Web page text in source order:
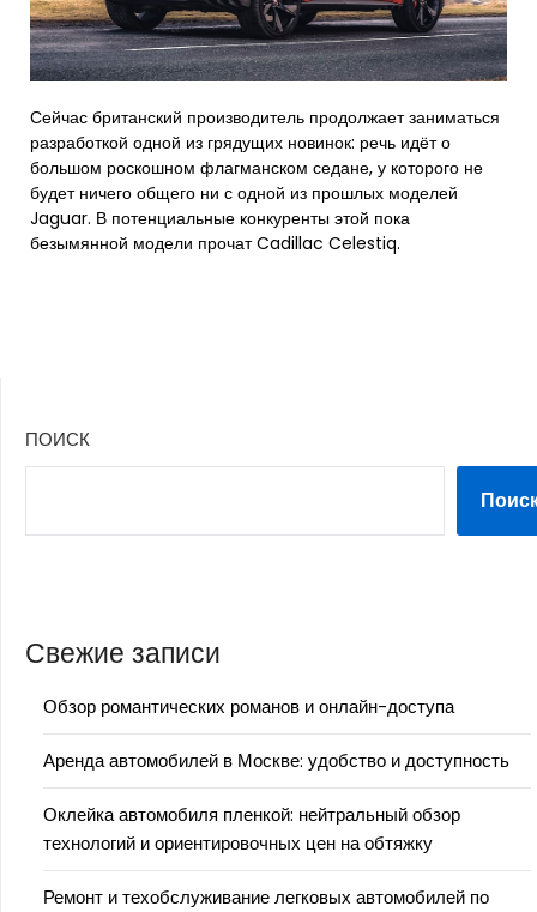
Сейчас британский производитель продолжает заниматься
разработкой одной из грядущих новинок: речь идёт о
большом роскошном флагманском седане, у которого не
будет ничего общего ни с одной из прошлых моделей
Jaguar. В потенциальные конкуренты этой пока
безымянной модели прочат Cadillac Celestiq.
ПОИСК
Свежие записи
Обзор романтических романов и онлайн-доступа
Аренда автомобилей в Москве: удобство и доступность
Оклейка автомобиля пленкой: нейтральный обзор
технологий и ориентировочных цен на обтяжку
Ремонт и техобслуживание легковых автомобилей по